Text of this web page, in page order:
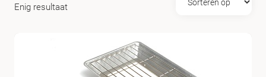
Enig resultaat